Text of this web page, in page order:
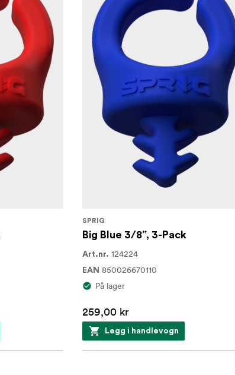
SPRIG
Big Blue 3/8”, 3-Pack
Art.nr. 124224
EAN 850026670110
På lager
259,00 kr
Legg i handlevogn